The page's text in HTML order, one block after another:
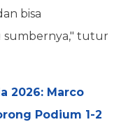
bisa
sumbernya," tutur
2026: Marco
Podium 1-2